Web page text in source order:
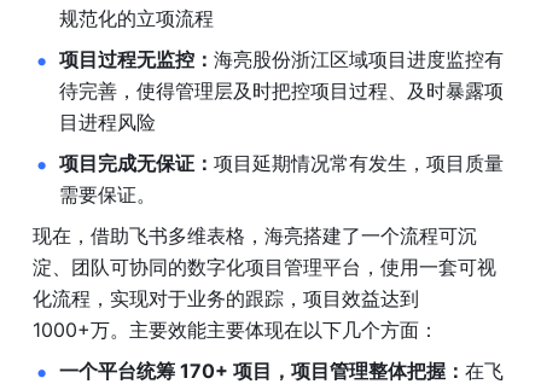
规范化的立项流程
项目过程无监控： 海亮股份浙江区域项目进度监控有
待完善，使得管理层及时把控项目过程、及时暴露项
目进程风险
项目完成无保证： 项目延期情况常有发生，项目质量
需要保证。
现在，借助飞书多维表格，海亮搭建了一个流程可沉
淀、团队可协同的数字化项目管理平台，使用一套可视
化流程，实现对于业务的跟踪，项目效益达到
1000+万。主要效能主要体现在以下几个方面：
一个平台统筹 170+ 项目，项目管理整体把握： 在飞